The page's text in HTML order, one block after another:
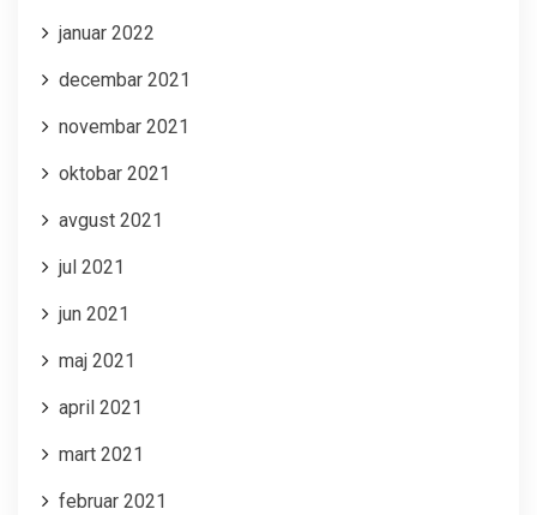
januar 2022
decembar 2021
novembar 2021
oktobar 2021
avgust 2021
jul 2021
jun 2021
maj 2021
april 2021
mart 2021
februar 2021